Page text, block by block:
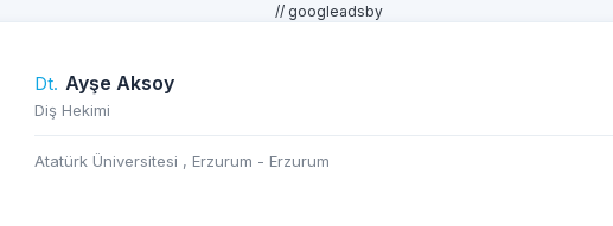
// googleadsby
Dt. Ayşe Aksoy
Diş Hekimi
Atatürk Üniversitesi , Erzurum - Erzurum